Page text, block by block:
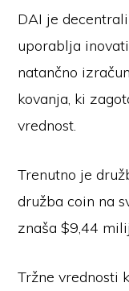
DAI je
uporablja
natančno
kovanja, ki
vrednost.
Trenutno je
družba coin na
znaša $9,44
Tržne vrednosti